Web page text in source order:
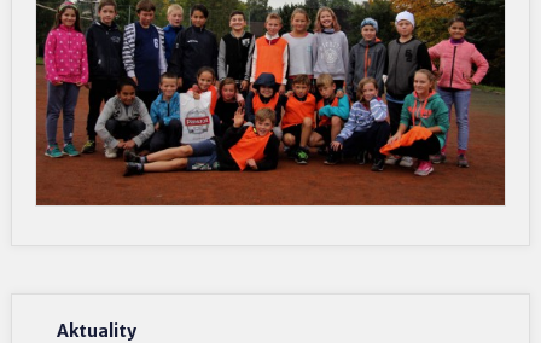
Aktuality